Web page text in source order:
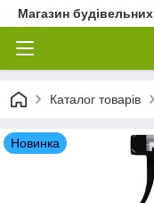
Магазин
Каталог товарів
Новинка